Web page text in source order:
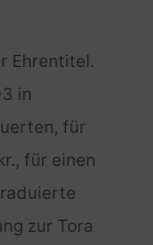
Ehrentitel.
in
für
für einen
zur Tora